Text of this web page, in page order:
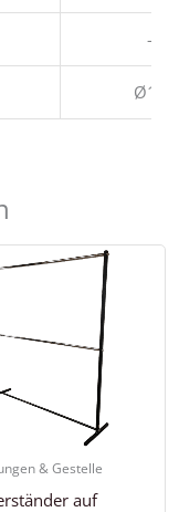
—
Ø100
& Gestelle
auf